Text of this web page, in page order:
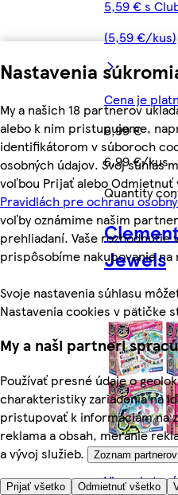
Nastavenia
My a našich 18 partnerov
alebo k nim pristupujeme,
identifikátorom v súboroch
osobných údajov. Svoj súhlas
voľbou Prijať alebo
Pravidlách pre ochranu
voľby oznámime našim
prehliadaní. Vaše rozhodnutie
prispôsobíme nakupovanie na
Svoje nastavenia súhlasu
Nastavenia cookies v pätičke
My a naši partneri
Používať presné údaje o
charakteristiky zariadenia na
pristupovať k informáciám na
reklama a obsah, meranie
a vývoj služieb.
Zoznam partnerov
Prijať všetko Odmietnuť všetko
5,59 € s
(5,59 €/kus)
Cena je
6,99 €
6,99 €/kus
Quantity
Jewels
Viac z